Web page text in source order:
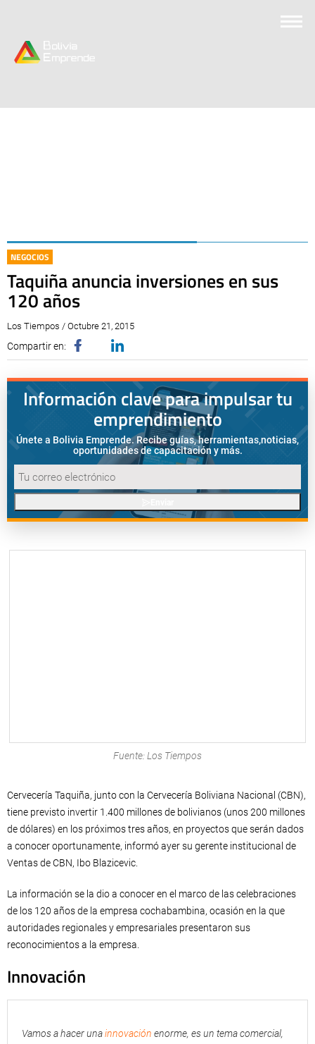
NEGOCIOS
Taquiña anuncia inversiones en sus
120 años
Los Tiempos / Octubre 21, 2015
Compartir en:
Información clave para impulsar tu
emprendimiento
Únete a Bolivia Emprende. Recibe guías, herramientas,noticias,
oportunidades de capacitación y más.
Fuente: Los Tiempos
Cervecería Taquiña, junto con la Cervecería Boliviana Nacional (CBN),
tiene previsto invertir 1.400 millones de bolivianos (unos 200 millones
de dólares) en los próximos tres años, en proyectos que serán dados
a conocer oportunamente, informó ayer su gerente institucional de
Ventas de CBN, Ibo Blazicevic.
La información se la dio a conocer en el marco de las celebraciones
de los 120 años de la empresa cochabambina, ocasión en la que
autoridades regionales y empresariales presentaron sus
reconocimientos a la empresa.
Innovación
Vamos a hacer unainnovación enorme, es un tema comercial,